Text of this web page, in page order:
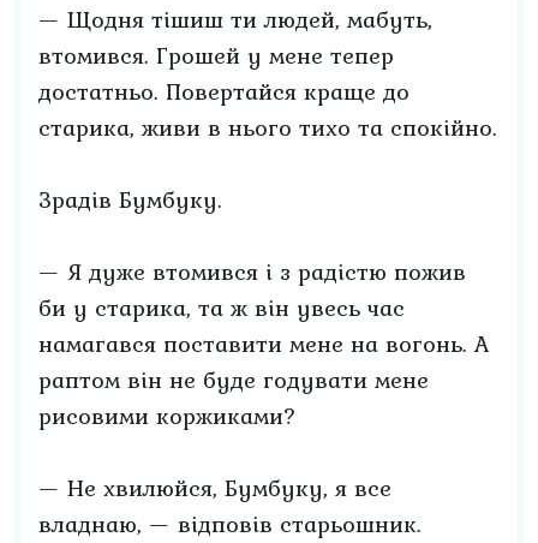
— Щодня тішиш ти людей, мабуть,
втомився. Грошей у мене тепер
достатньо. Повертайся краще до
старика, живи в нього тихо та спокійно.
Зрадів Бумбуку.
— Я дуже втомився і з радістю пожив
би у старика, та ж він увесь час
намагався поставити мене на вогонь. А
раптом він не буде годувати мене
рисовими коржиками?
— Не хвилюйся, Бумбуку, я все
владнаю, — відповів старьошник.